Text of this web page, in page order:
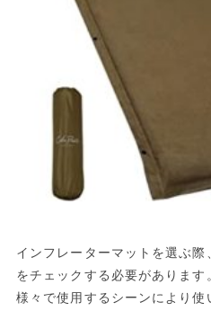
インフレーターマットを選ぶ
をチェックする必要があり
様々で使用するシーンにより使